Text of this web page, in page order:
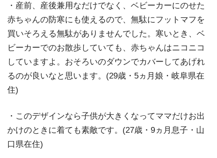
・産前、産後兼用なだけでなく、ベビーカーにのせた
赤ちゃんの防寒にも使えるので、無駄にフットマフを
買いそろえる無駄がありませんでした。寒いとき、ベ
ビーカーでのお散歩していても、赤ちゃんはニコニコ
していますよ。おそろいのダウンでカバーしてあげれ
るのが良いなと思います。(29歳・5ヵ月娘・岐阜県在
住)
・このデザインなら子供が大きくなってママだけお出
かけのときに着ても素敵です。(27歳・9ヵ月息子・山
口県在住)